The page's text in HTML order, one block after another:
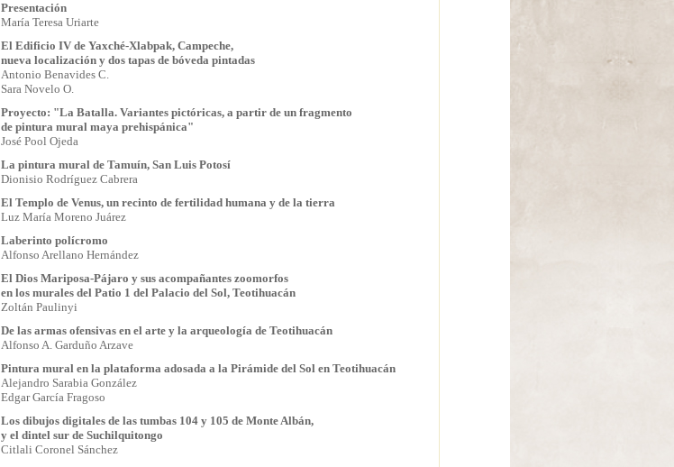
Presentación
María Teresa Uriarte
El Edificio IV de Yaxché-Xlabpak, Campeche,
nueva localización y dos tapas de bóveda pintadas
Antonio Benavides C.
Sara Novelo O.
Proyecto: "La Batalla. Variantes pictóricas, a partir de un fragmento
de pintura mural maya prehispánica"
José Pool Ojeda
La pintura mural de Tamuín, San Luis Potosí
Dionisio Rodríguez Cabrera
El Templo de Venus, un recinto de fertilidad humana y de la tierra
Luz María Moreno Juárez
Laberinto polícromo
Alfonso Arellano Hernández
El Dios Mariposa-Pájaro y sus acompañantes zoomorfos
en los murales del Patio 1 del Palacio del Sol, Teotihuacán
Zoltán Paulinyi
De las armas ofensivas en el arte y la arqueología de Teotihuacán
Alfonso A. Garduño Arzave
Pintura mural en la plataforma adosada a la Pirámide del Sol en Teotihuacán
Alejandro Sarabia González
Edgar García Fragoso
Los dibujos digitales de las tumbas 104 y 105 de Monte Albán,
y el dintel sur de Suchilquitongo
Citlali Coronel Sánchez